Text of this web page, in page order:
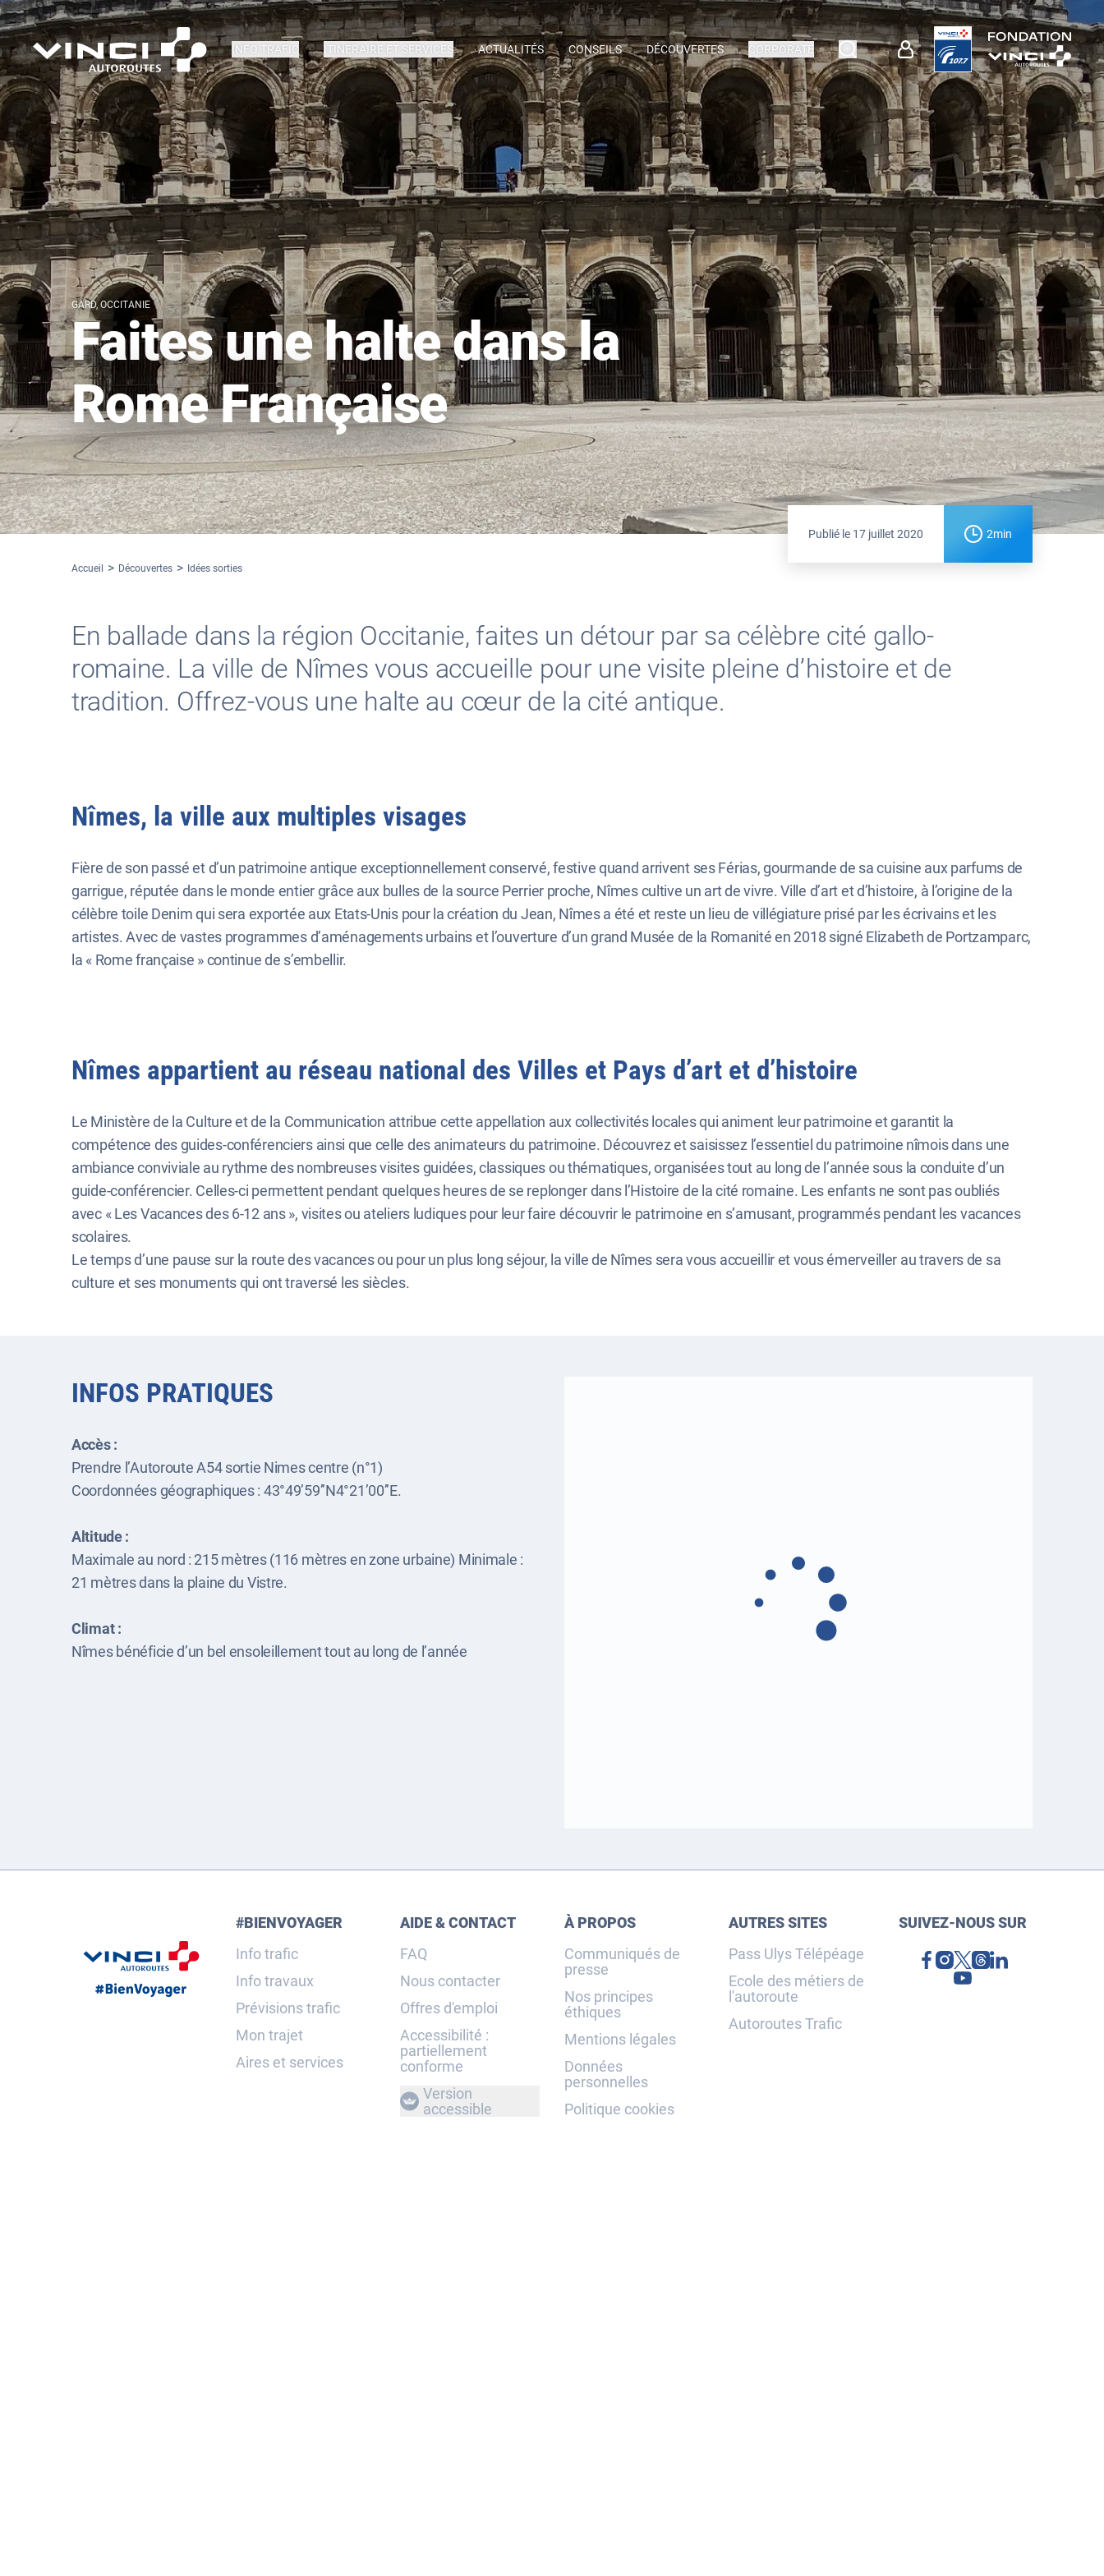
INFO TRAFIC ITINÉRAIRE ET SERVICES ACTUALITÉS CONSEILS DÉCOUVERTES CORPORATE
GARD, OCCITANIE
Faites une halte dans la
Rome Française
Publié le 17 juillet 2020 2min
Accueil Découvertes Idées sorties
En ballade dans la région Occitanie, faites un détour par sa célèbre cité gallo-
romaine. La ville de Nîmes vous accueille pour une visite pleine d’histoire et de
tradition. Offrez-vous une halte au cœur de la cité antique.
Nîmes, la ville aux multiples visages
Fière de son passé et d’un patrimoine antique exceptionnellement conservé, festive quand arrivent ses Férias, gourmande de sa cuisine aux parfums de
garrigue, réputée dans le monde entier grâce aux bulles de la source Perrier proche, Nîmes cultive un art de vivre. Ville d’art et d’histoire, à l’origine de la
célèbre toile Denim qui sera exportée aux Etats-Unis pour la création du Jean, Nîmes a été et reste un lieu de villégiature prisé par les écrivains et les
artistes. Avec de vastes programmes d’aménagements urbains et l’ouverture d’un grand Musée de la Romanité en 2018 signé Elizabeth de Portzamparc,
la « Rome française » continue de s’embellir.
Nîmes appartient au réseau national des Villes et Pays d’art et d’histoire
Le Ministère de la Culture et de la Communication attribue cette appellation aux collectivités locales qui animent leur patrimoine et garantit la
compétence des guides-conférenciers ainsi que celle des animateurs du patrimoine. Découvrez et saisissez l’essentiel du patrimoine nîmois dans une
ambiance conviviale au rythme des nombreuses visites guidées, classiques ou thématiques, organisées tout au long de l’année sous la conduite d’un
guide-conférencier. Celles-ci permettent pendant quelques heures de se replonger dans l’Histoire de la cité romaine. Les enfants ne sont pas oubliés
avec « Les Vacances des 6-12 ans », visites ou ateliers ludiques pour leur faire découvrir le patrimoine en s’amusant, programmés pendant les vacances
scolaires.
Le temps d’une pause sur la route des vacances ou pour un plus long séjour, la ville de Nîmes sera vous accueillir et vous émerveiller au travers de sa
culture et ses monuments qui ont traversé les siècles.
INFOS PRATIQUES
Accès :
Prendre l’Autoroute A54 sortie Nimes centre (n°1)
Coordonnées géographiques : 43°49’59’’N4°21’00’’E.
Altitude :
Maximale au nord : 215 mètres (116 mètres en zone urbaine) Minimale :
21 mètres dans la plaine du Vistre.
Climat :
Nîmes bénéficie d’un bel ensoleillement tout au long de l’année
#BIENVOYAGER
Info trafic
Info travaux
Prévisions trafic
Mon trajet
Aires et services
AIDE & CONTACT
FAQ
Nous contacter
Offres d'emploi
Accessibilité :
partiellement
conforme
Version
accessible
À PROPOS
Communiqués de
presse
Nos principes
éthiques
Mentions légales
Données
personnelles
Politique cookies
AUTRES SITES
Pass Ulys Télépéage
Ecole des métiers de
l'autoroute
Autoroutes Trafic
SUIVEZ-NOUS SUR